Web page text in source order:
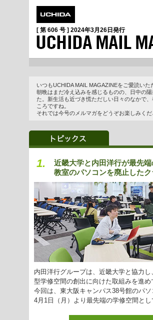
[ 第 606 号 ] 2024年3月26日 発行
いつもUCHIDA MAIL MAGAZINEをご愛読い
朝晩はまだ冷え込みを感じるものの、日中の
た。新生活も近づき慌ただしい日々のなかで
ころですね。
それでは今号のメルマガをどうぞお楽しみく
1.
近畿大学と内田洋行が最先
教室のパソコンを廃止した
内田洋行グループは、近畿大学と協力
型学修空間の創出に向けた取組みを進め
今回は、東大阪キャンパス38号館のパ
4月1日（月）より最先端の学修空間と